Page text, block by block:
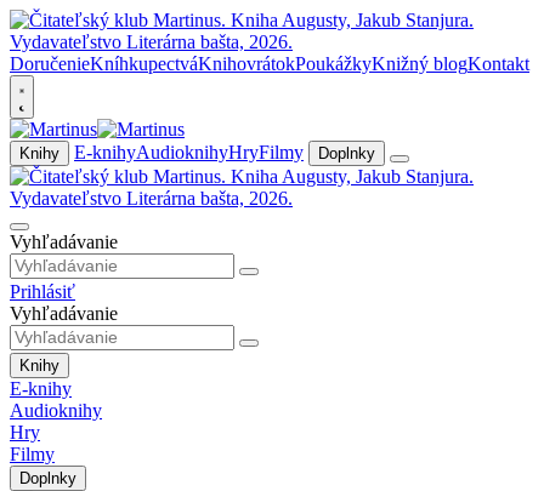
DoručenieKníhkupectváKnihovrátokPoukážkyKnižný blogKontakt
Knihy E-knihyAudioknihyHryFilmy Doplnky
Vyhľadávanie
Prihlásiť
Vyhľadávanie
Knihy
E-knihy
Audioknihy
Hry
Filmy
Doplnky